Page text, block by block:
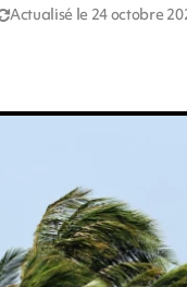
Actualisé le 24 octobre